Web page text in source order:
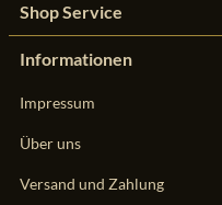
Shop Service
Informationen
Impressum
Über uns
Versand und Zahlung